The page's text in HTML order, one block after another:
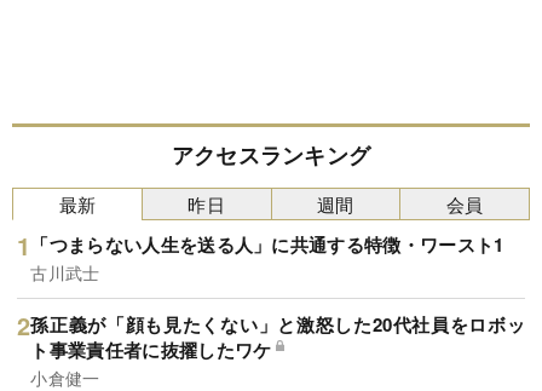
アクセスランキング
最新
「つまらない人生を送る人」に共通する特徴・ワースト1
古川武士
孫正義が「顔も見たくない」と激怒した20代社員をロボッ
ト事業責任者に抜擢したワケ
小倉健一
昨日 週間 会員